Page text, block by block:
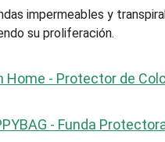
impermeables y
su proliferación.
Home - Protector de
- Funda